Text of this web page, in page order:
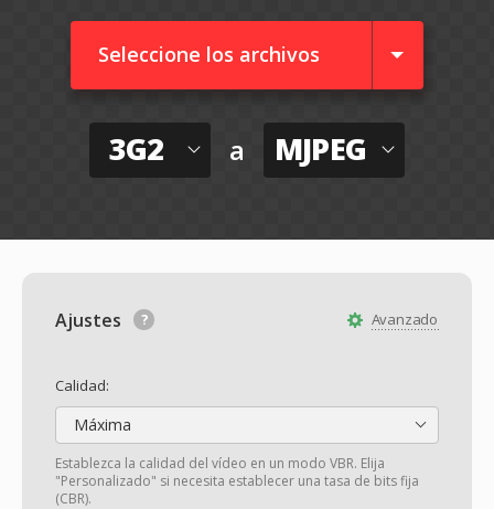
Seleccione los archivos
3G2 a MJPEG
Avanzado
Ajustes
Calidad:
Máxima
Establezca la calidad del vídeo en un modo VBR. Elija
"Personalizado" si necesita establecer una tasa de bits fija
(CBR).